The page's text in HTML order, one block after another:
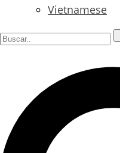
Vietnamese